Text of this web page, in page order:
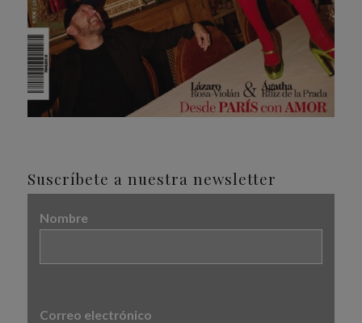
Suscríbete a nuestra newsletter
Nombre
Correo electrónico